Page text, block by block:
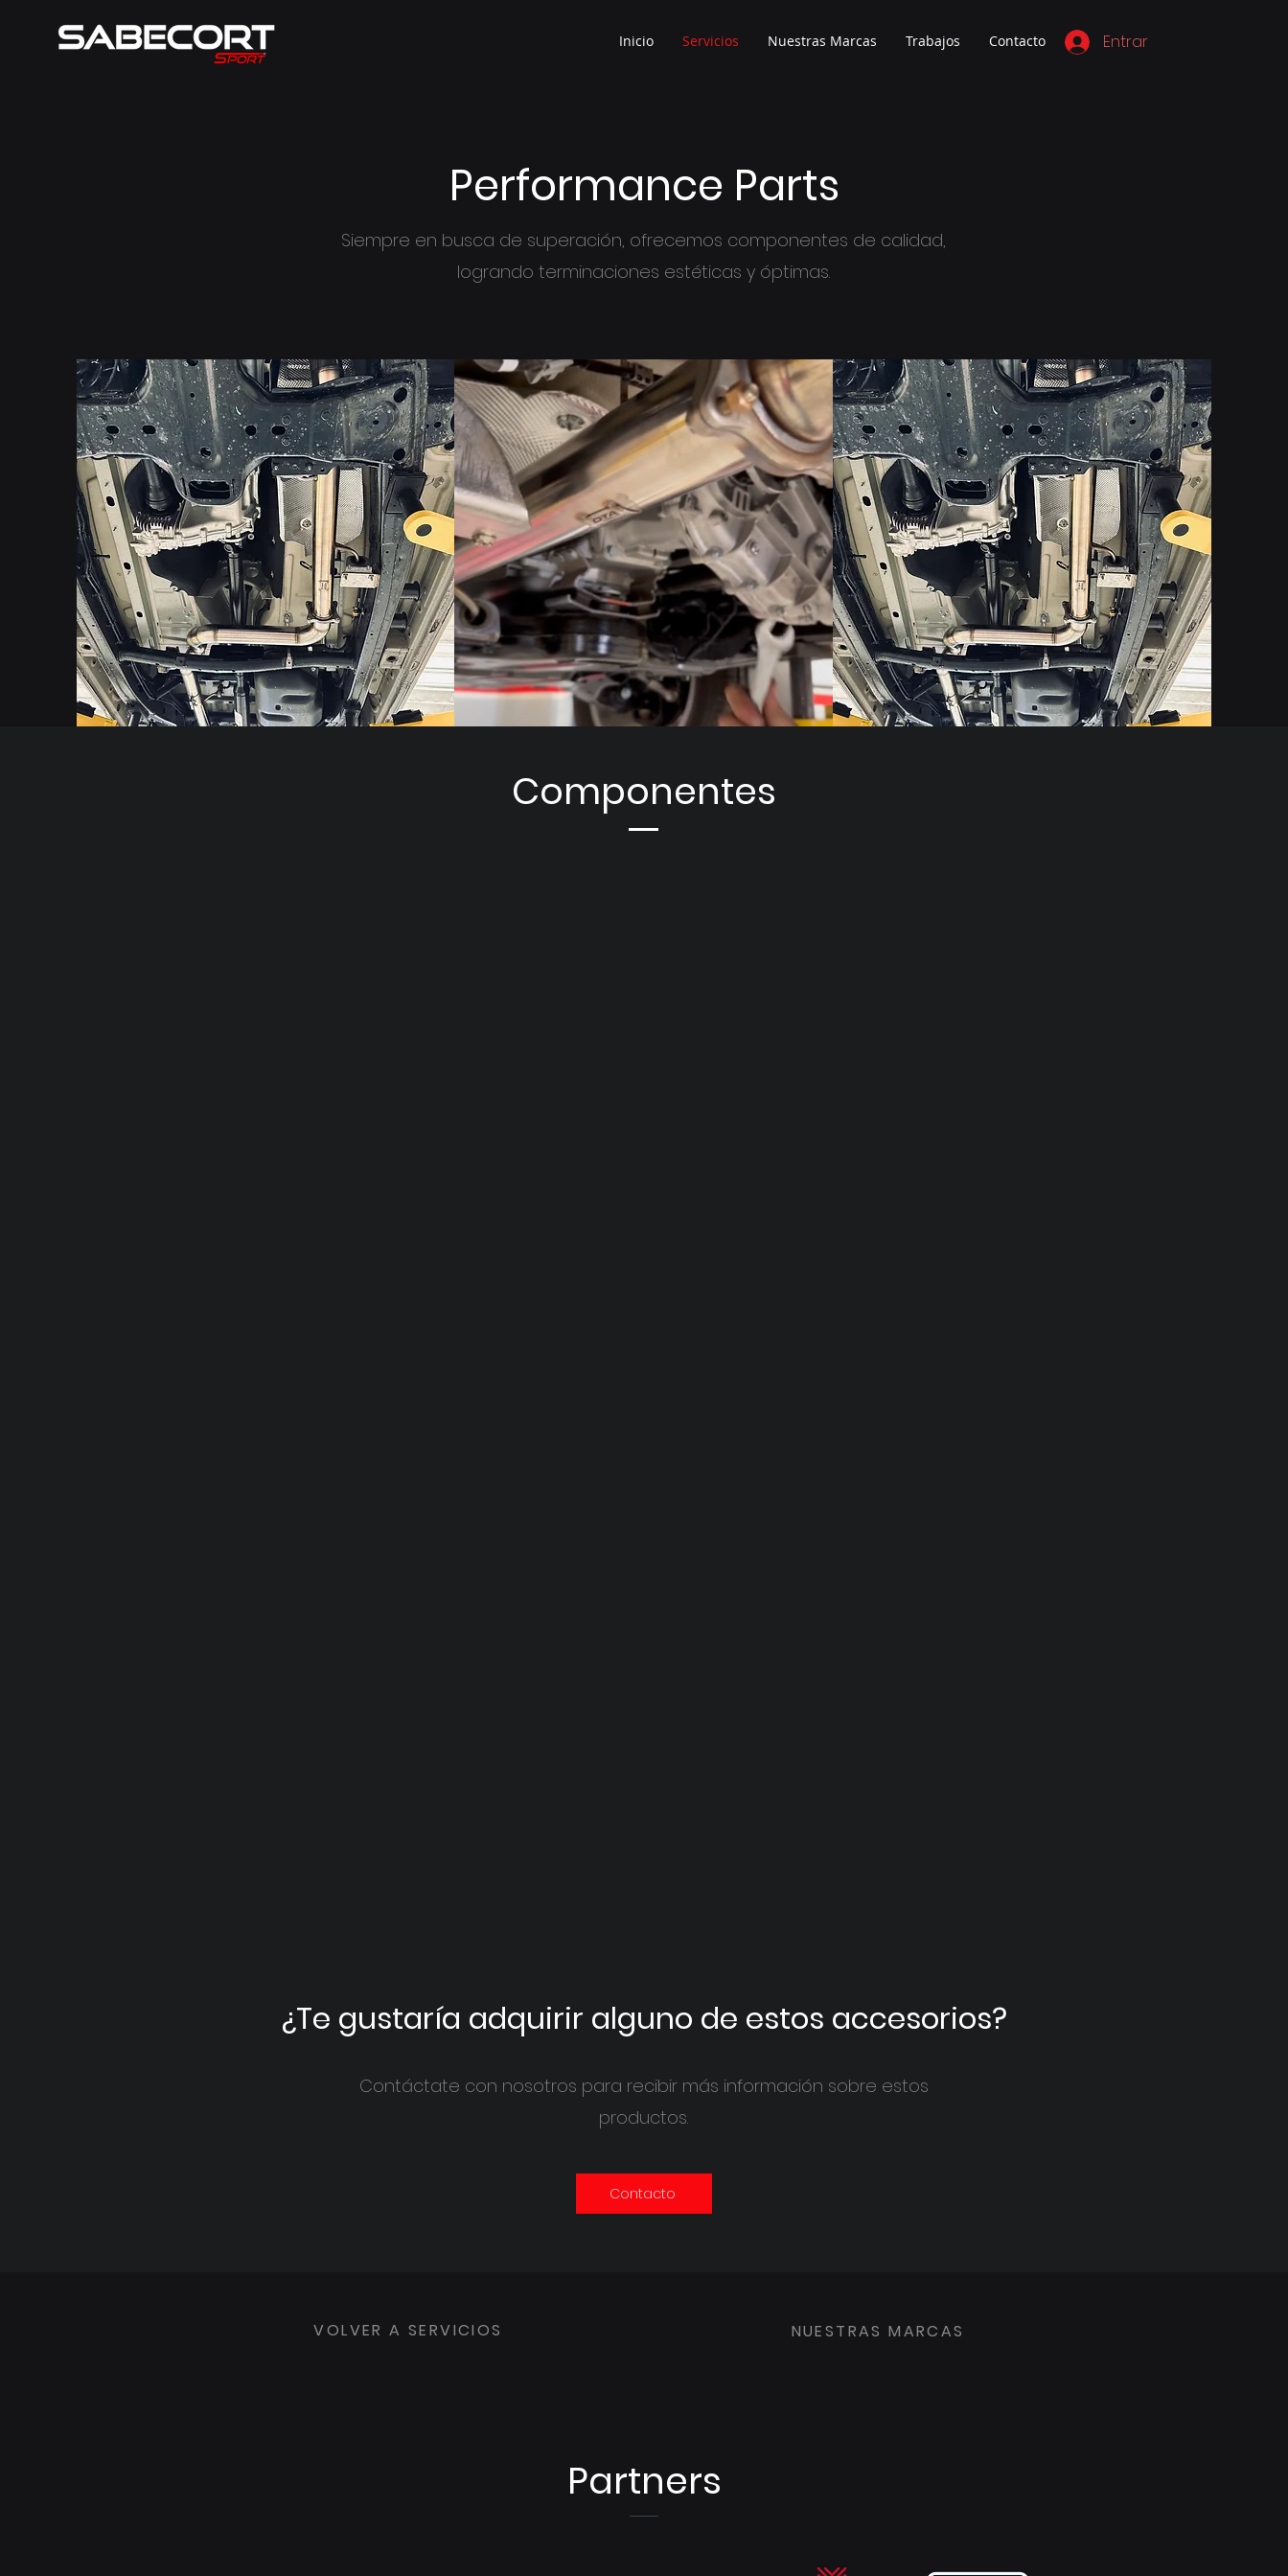
Inicio Servicios Nuestras Marcas Trabajos Contacto Entrar
Performance Parts
Siempre en busca de superación, ofrecemos componentes de calidad,
logrando terminaciones estéticas y óptimas.
Componentes
¿Te gustaría adquirir alguno de estos accesorios?
Contáctate con nosotros para recibir más información sobre estos
productos.
Contacto
VOLVER A SERVICIOS NUESTRAS MARCAS
Partners